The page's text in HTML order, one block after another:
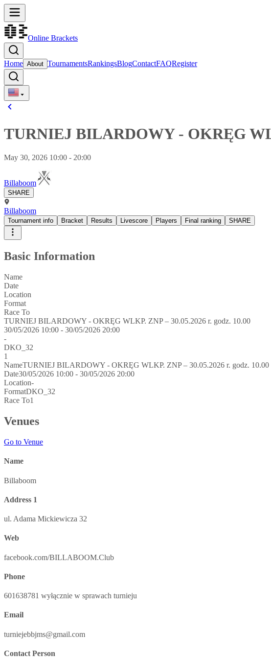
Online Brackets
Home About TournamentsRankingsBlogContactFAQRegister
TURNIEJ BILARDOWY - OKRĘG
May 30, 2026 10:00 - 20:00
Billaboom
SHARE
Billaboom
Tournament info Bracket Results Livescore Players Final ranking SHARE
Basic Information
Name
Date
Location
Format
Race To
TURNIEJ BILARDOWY - OKRĘG WLKP. ZNP – 30.05.2026 r. godz. 10.00
30/05/2026 10:00 - 30/05/2026 20:00
-
DKO_32
1
NameTURNIEJ BILARDOWY - OKRĘG WLKP. ZNP – 30.05.2026 r. godz. 10.00
Date30/05/2026 10:00 - 30/05/2026 20:00
Location-
FormatDKO_32
Race To1
Venues
Go to Venue
Name
Billaboom
Address 1
ul. Adama Mickiewicza 32
Web
facebook.com/BILLABOOM.Club
Phone
601638781 wyłącznie w sprawach turnieju
Email
turniejebbjms@gmail.com
Contact Person